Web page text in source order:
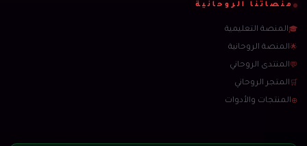
منصاتنا الروحانية
🎓المنصة التعليمية
🌟المنصة الروحانية
💬المنتدى الروحاني
🛒 المتجر الروحاني
⊕المنتجات والأدوات